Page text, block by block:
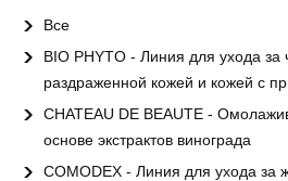
Все
BIO PHYTO - Линия для ухода за
раздраженной кожей и кожей с
CHATEAU DE BEAUTE -
основе экстрактов винограда
COMODEX - Линия для ухода за